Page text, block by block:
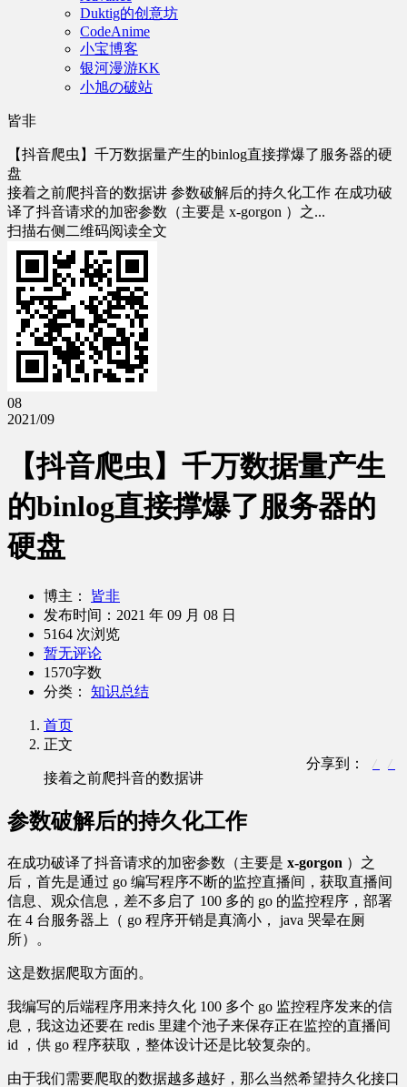
Duktig的创意坊
CodeAnime
小宝博客
银河漫游KK
小旭の破站
皆非
【抖音爬虫】千万数据量产生的binlog直接撑爆了服务器的硬
盘
接着之前爬抖音的数据讲 参数破解后的持久化工作 在成功破
译了抖音请求的加密参数（主要是 x-gorgon ）之...
扫描右侧二维码阅读全文
08
2021/09
【抖音爬虫】千万数据量产生
的binlog直接撑爆了服务器的
硬盘
博主：
皆非
发布时间： 2021 年 09 月 08 日
5164 次浏览
暂无评论
1570字数
分类：
知识总结
首页
正文
分享到：
接着之前爬抖音的数据讲
参数破解后的持久化工作
在成功破译了抖音请求的加密参数（主要是 x-gorgon ）之
后，首先是通过 go 编写程序不断的监控直播间，获取直播间
信息、观众信息，差不多启了 100 多的 go 的监控程序，部署
在 4 台服务器上（ go 程序开销是真滴小， java 哭晕在厕
所）。
这是数据爬取方面的。
我编写的后端程序用来持久化 100 多个 go 监控程序发来的信
息，我这边还要在 redis 里建个池子来保存正在监控的直播间
id ，供 go 程序获取，整体设计还是比较复杂的。
由于我们需要爬取的数据越多越好，那么当然希望持久化接口